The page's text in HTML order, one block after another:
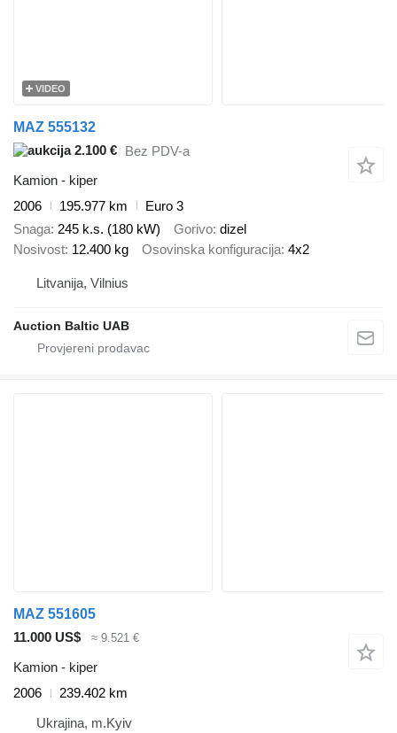
VIDEO
MAZ 555132
2.100 € Bez PDV-a
Kamion - kiper
2006
195.977 km
Euro 3
Snaga 245 k.s. (180 kW) Gorivo dizel
Nosivost 12.400 kg Osovinska konfiguracija 4x2
Litvanija, Vilnius
Auction Baltic UAB
MAZ 551605
11.000 US$
≈ 9.521 €
Kamion - kiper
2006
239.402 km
Ukrajina, m.Kyiv